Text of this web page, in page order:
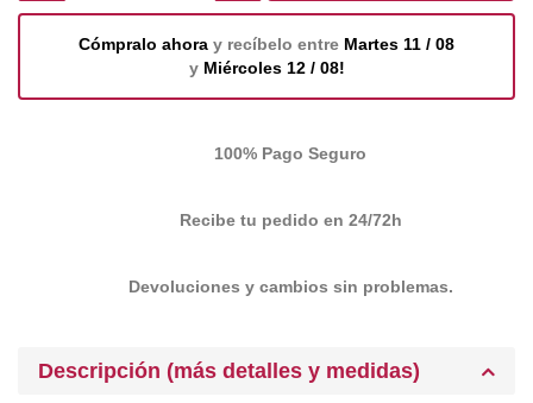
Cómpralo ahora y recíbelo entre Martes 11 / 08
y Miércoles 12 / 08!
100% Pago Seguro
Recibe tu pedido en 24/72h
Devoluciones y cambios sin problemas.
Descripción (más detalles y medidas)